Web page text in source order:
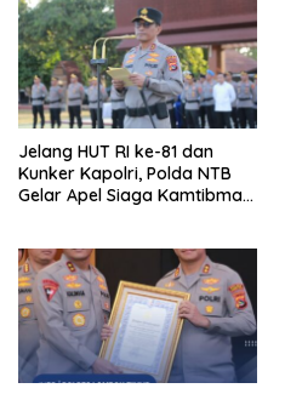
Jelang HUT RI ke-81 dan
Kunker Kapolri, Polda NTB
Gelar Apel Siaga Kamtibmas